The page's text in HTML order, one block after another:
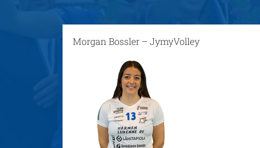
Morgan Bossler – JymyVolley